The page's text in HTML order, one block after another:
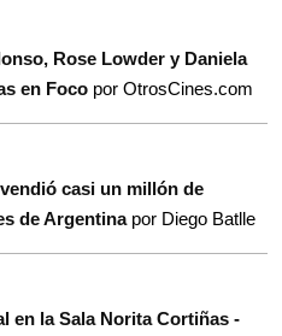
Rose Lowder y Daniela
en Foco por OtrosCines.com
casi un millón de
de Argentina por Diego Batlle
en la Sala Norita Cortiñas -